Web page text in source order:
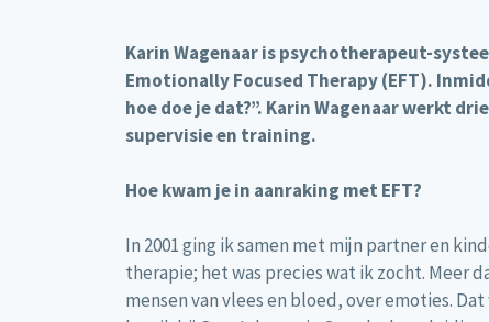
Karin Wagenaar is psychotherapeut-
Emotionally Focused Therapy (EFT).
hoe doe je dat?”. Karin Wagenaar werkt
supervisie en training.
Hoe kwam je in aanraking met EFT?
In 2001 ging ik samen met mijn partner en
therapie; het was precies wat ik zocht. Meer
mensen van vlees en bloed, over emoties.